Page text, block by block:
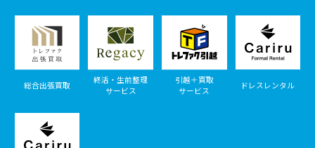
総合出張買取
終活・生前整理
サービス
引越＋買取
サービス
ドレスレンタル